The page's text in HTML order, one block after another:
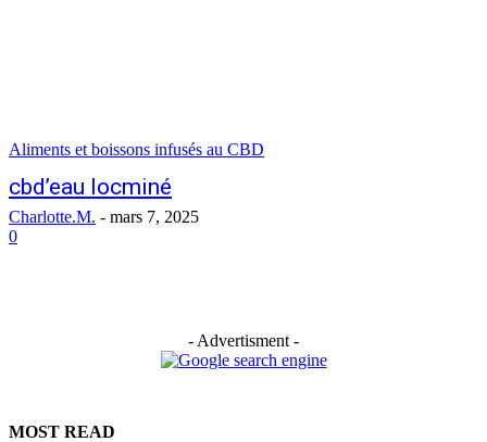
Aliments et boissons infusés au CBD
cbd’eau locminé
Charlotte.M. - mars 7, 2025
0
- Advertisment -
MOST READ